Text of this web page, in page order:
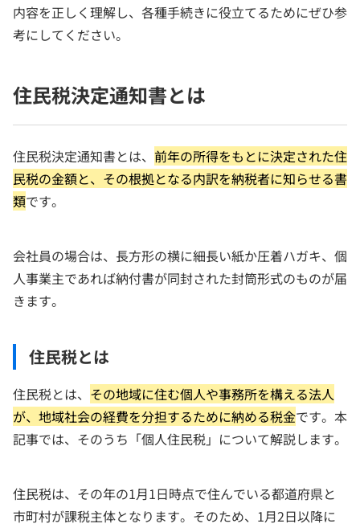
内容を正しく理解し、各種手続きに役立てるためにぜひ参
考にしてください。
住民税決定通知書とは
住民税決定通知書とは、 前年の所得をもとに決定された住
民税の金額と、その根拠となる内訳を納税者に知らせる書
類です。
会社員の場合は、長方形の横に細長い紙か圧着ハガキ、個
人事業主であれば納付書が同封された封筒形式のものが届
きます。
住民税とは
住民税とは、 その地域に住む個人や事務所を構える法人
が、地域社会の経費を分担するために納める税金です。本
記事では、そのうち「個人住民税」について解説します。
住民税は、その年の1月1日時点で住んでいる都道府県と
市町村が課税主体となります。そのため、1月2日以降に